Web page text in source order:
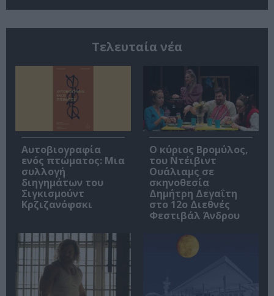
Τελευταία νέα
Αυτοβιογραφία
ενός πτώματος: Μια
συλλογή
διηγημάτων του
Σιγκισμούντ
Κρζιζανόφσκι
O κύριος Βρομύλος,
του Ντέιβιντ
Ουάλιαμς σε
σκηνοθεσία
Δημήτρη Δεγαΐτη
στο 12ο Διεθνές
Φεστιβάλ Άνδρου